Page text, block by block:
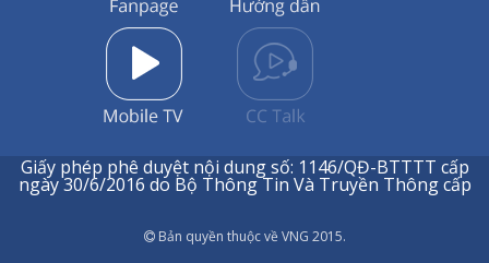
Giấy phép phê duyệt nội dung số: 1146/QĐ-BTTTT cấp
ngày 30/6/2016 do Bộ Thông Tin Và Truyền Thông cấp
Bản quyền thuộc về VNG 2015.